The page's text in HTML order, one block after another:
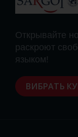
Открывайте
раскроют
языком!
ВИБРАТЬ